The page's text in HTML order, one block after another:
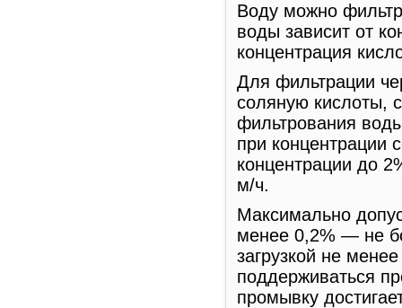
Воду можно
воды зависит от
концентрация
Для фильтрации
соляную кислоты,
фильтрования
при концентрации
концентрации до
м/ч.
Максимально
менее 0,2% — не
загрузкой не
поддерживаться
промывку